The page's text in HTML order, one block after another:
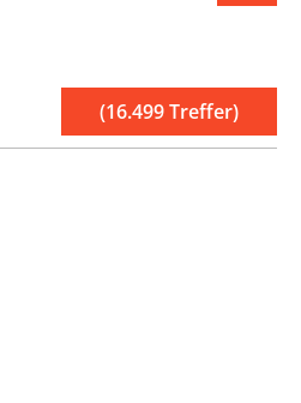
(16.499 Treffer)